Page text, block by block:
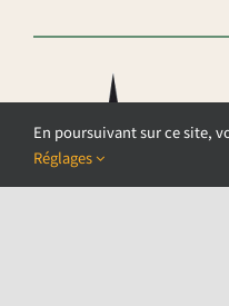
En poursuivant sur ce site,
Réglages